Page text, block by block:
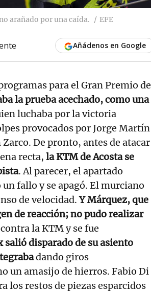
arañado por una caída. EFE
Añádenos en Google
para el Gran Premio de
la prueba acechado, como una
luchaba por la victoria
provocados por Jorge Martín
De pronto, antes de atacar
recta, la KTM de Acosta se
. Al parecer, el apartado
fallo y se apagó. El murciano
de velocidad.Y Márquez, que
de reacción; no pudo realizar
la KTM y se fue
salió disparado de su asiento
dando giros
un amasijo de hierros. Fabio Di
los restos de piezas esparcidos